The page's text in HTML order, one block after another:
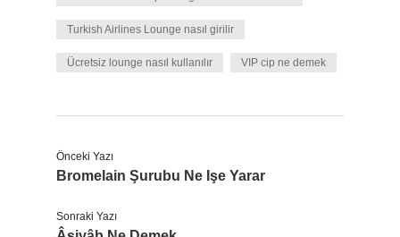
Turkish Airlines Lounge nasıl girilir
Ücretsiz lounge nasıl kullanılır VIP cip ne demek
Önceki Yazı
Bromelain Şurubu Ne Işe Yarar
Sonraki Yazı